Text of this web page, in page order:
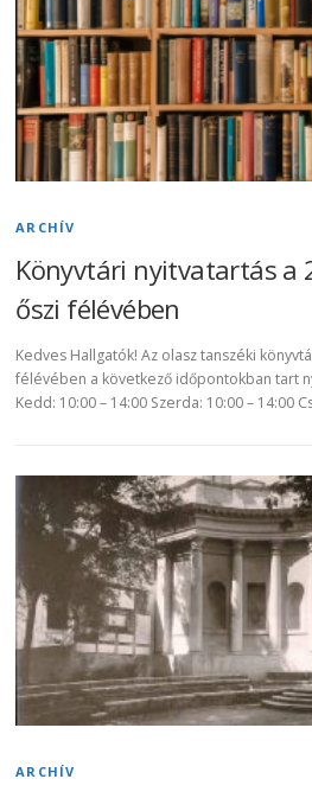
ARCHÍV
Könyvtári nyitvatartás a
őszi félévében
Kedves Hallgatók! Az olasz tanszéki
félévében a következő időpontokban tart
Kedd: 10:00 – 14:00 Szerda: 10:00 – 14:00
ARCHÍV